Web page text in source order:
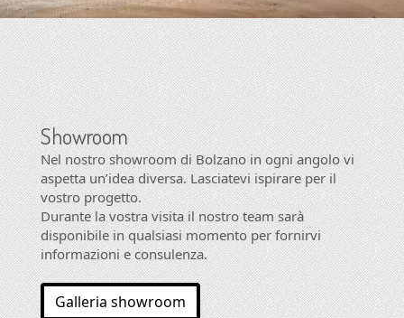
Showroom
Nel nostro showroom di Bolzano in ogni angolo vi
aspetta un’idea diversa. Lasciatevi ispirare per il
vostro progetto.
Durante la vostra visita il nostro team sarà
disponibile in qualsiasi momento per fornirvi
informazioni e consulenza.
Galleria showroom